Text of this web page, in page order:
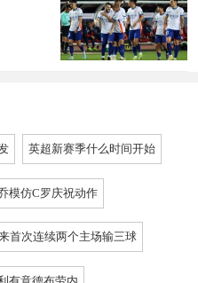
英超新赛季什么时间开始
模仿C罗庆祝动作
首次连续两个主场输三球